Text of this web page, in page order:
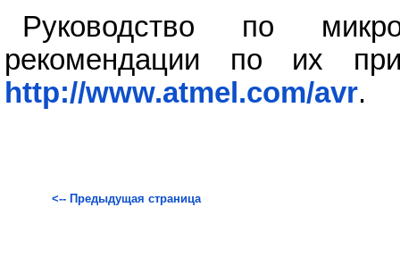
Руководство по
рекомендации по их
http://www.atmel.com/avr.
<-- Предыдущая страница